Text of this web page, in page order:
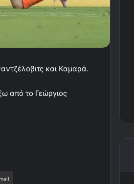
και Καμαρά.
από το Γεώργιος